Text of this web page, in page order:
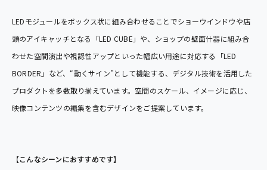
LEDモジュールをボックス状に組み合わせることでショーウインドウや店
頭のアイキャッチとなる「LED CUBE」や、ショップの壁面什器に組み合
わせた空間演出や視認性アップといった幅広い用途に対応する「LED
BORDER」など、“動くサイン”として機能する、デジタル技術を活用した
プロダクトを多数取り揃えています。空間のスケール、イメージに応じ、
映像コンテンツの編集を含むデザインをご提案しています。
【こんなシーンにおすすめです】